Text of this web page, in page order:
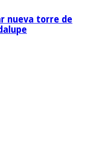
nueva torre de